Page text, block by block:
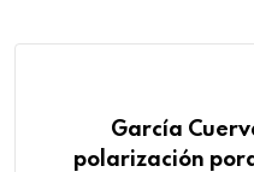
García
polarización